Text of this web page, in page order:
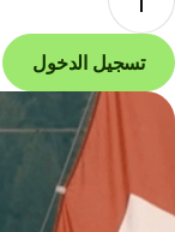
تسجيل الدخول